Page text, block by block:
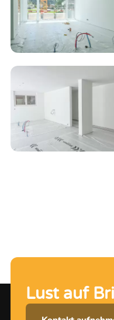
Lust auf